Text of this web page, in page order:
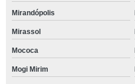
Mirandópolis
Mirassol
Mococa
Mogi Mirim